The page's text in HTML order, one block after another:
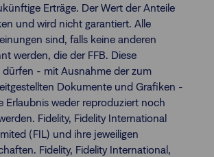
Erträge. Der Wert der Anteile
und wird nicht garantiert. Alle
sind, falls keine anderen
werden, die der FFB. Diese
- mit Ausnahme der zum
Dokumente und Grafiken -
Erlaubnis weder reproduziert noch
Fidelity, Fidelity International
(FIL) und ihre jeweiligen
Fidelity, Fidelity International,